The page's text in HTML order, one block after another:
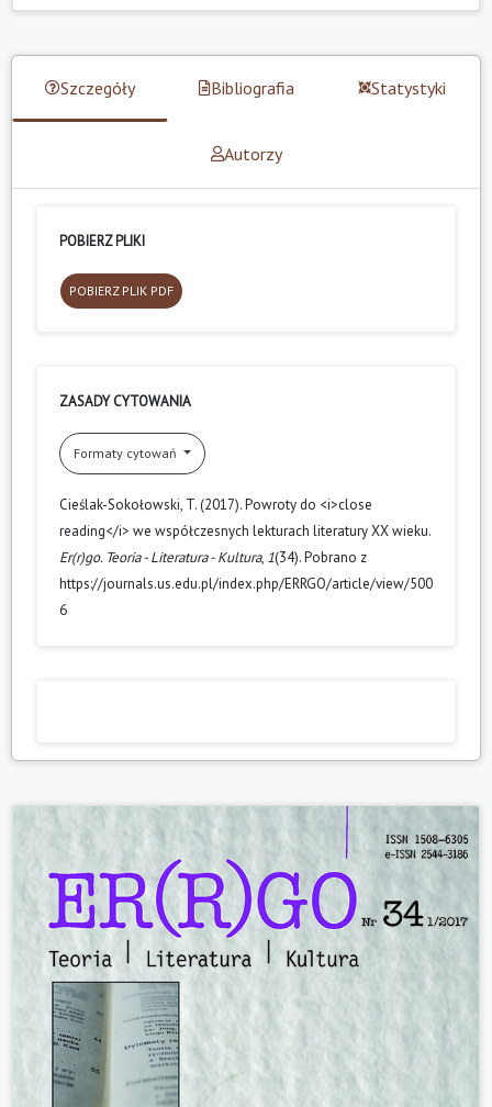
Szczegóły Bibliografia Statystyki
Autorzy
POBIERZ PLIKI
POBIERZ PLIK PDF
ZASADY CYTOWANIA
Formaty cytowań
Cieślak-Sokołowski, T. (2017). Powroty do <i>close
reading</i> we współczesnych lekturach literatury XX wieku.
Er(r)go. Teoria - Literatura - Kultura, 1(34). Pobrano z
https://journals.us.edu.pl/index.php/ERRGO/article/view/500
6